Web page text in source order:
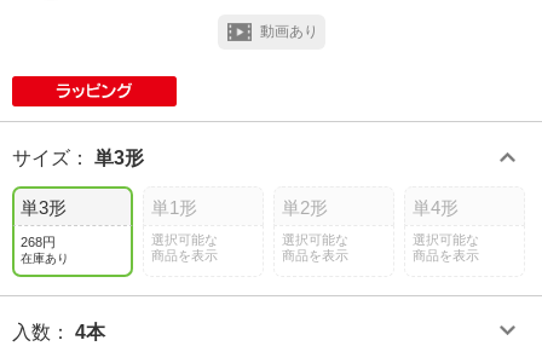
動画あり
サイズ ： 単3形
単3形
268円
在庫あり
単1形
選択可能な
商品を表示
単2形
選択可能な
商品を表示
単4形
選択可能な
商品を表示
入数 ： 4本